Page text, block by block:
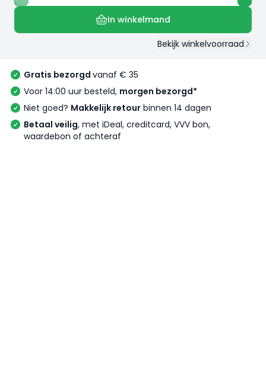
In winkelmand
Bekijk winkelvoorraad
Gratis bezorgd vanaf € 35
Voor 14:00 uur besteld, morgen bezorgd*
Niet goed? Makkelijk retour binnen 14 dagen
Betaal veilig, met iDeal, creditcard, VVV bon,
waardebon of achteraf